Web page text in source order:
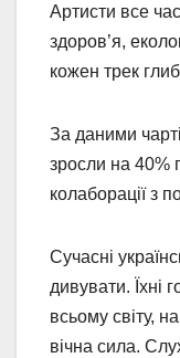
Артисти все
здоров’я,
кожен трек
За даними
зросли на 40%
колаборації з
Сучасні
дивувати. Їхні
всьому світу,
вічна сила.